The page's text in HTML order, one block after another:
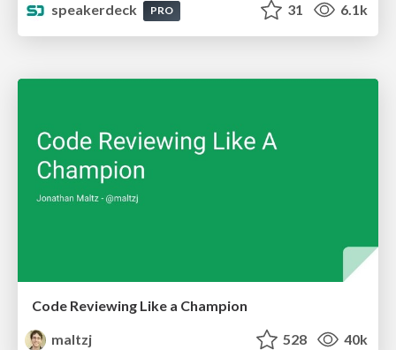
speakerdeck
PRO 31 6.1k
Code Reviewing Like a Champion
maltzj
528 40k